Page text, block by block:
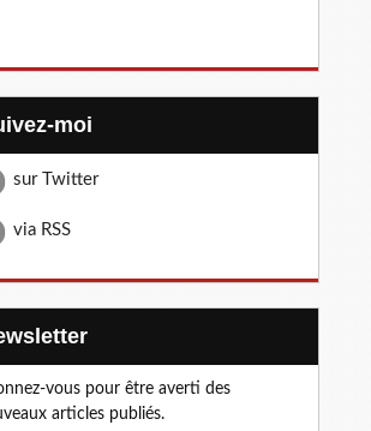
moi
sur Twitter
via RSS
vous pour être averti des
articles publiés.